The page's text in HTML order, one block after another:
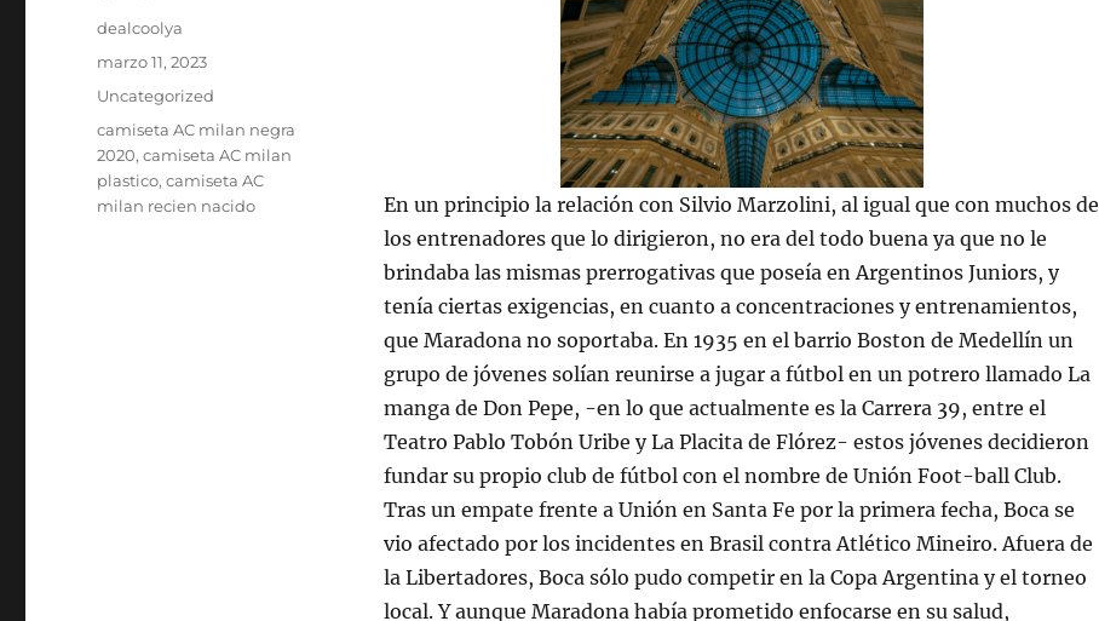
En un principio la relación con Silvio Marzolini, al igual que con muchos de
los entrenadores que lo dirigieron, no era del todo buena ya que no le
brindaba las mismas prerrogativas que poseía en Argentinos Juniors, y
tenía ciertas exigencias, en cuanto a concentraciones y entrenamientos,
que Maradona no soportaba. En 1935 en el barrio Boston de Medellín un
grupo de jóvenes solían reunirse a jugar a fútbol en un potrero llamado La
manga de Don Pepe, -en lo que actualmente es la Carrera 39, entre el
Teatro Pablo Tobón Uribe y La Placita de Flórez- estos jóvenes decidieron
fundar su propio club de fútbol con el nombre de Unión Foot-ball Club.
Tras un empate frente a Unión en Santa Fe por la primera fecha, Boca se
vio afectado por los incidentes en Brasil contra Atlético Mineiro. Afuera de
la Libertadores, Boca sólo pudo competir en la Copa Argentina y el torneo
local. Y aunque Maradona había prometido enfocarse en su salud,
Autor
dealcoolya
Publicado
marzo 11, 2023
Categorías
Uncategorized
Etiquetas
camiseta AC milan negra
2020,camiseta AC milan
plastico,camiseta AC
milan recien nacido